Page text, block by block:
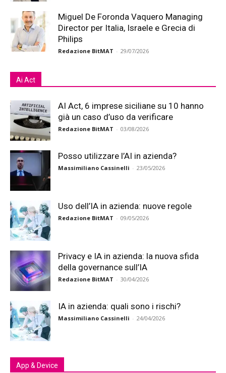
Miguel De Foronda Vaquero Managing
Director per Italia, Israele e Grecia di
Philips
Redazione BitMAT - 29/07/2026
Ai Act
AI Act, 6 imprese siciliane su 10 hanno
già un caso d’uso da verificare
Redazione BitMAT - 03/08/2026
Posso utilizzare l’AI in azienda?
Massimiliano Cassinelli - 23/05/2026
Uso dell’IA in azienda: nuove regole
Redazione BitMAT - 09/05/2026
Privacy e IA in azienda: la nuova sfida
della governance sull’IA
Redazione BitMAT - 30/04/2026
IA in azienda: quali sono i rischi?
Massimiliano Cassinelli - 24/04/2026
App & Device